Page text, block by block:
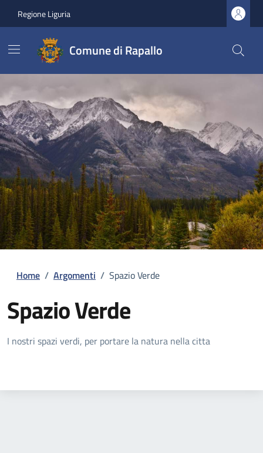
Regione Liguria
Comune di Rapallo
Home / Argomenti / Spazio Verde
Spazio Verde
Dettagli della notizia
I nostri spazi verdi, per portare la natura nella citta